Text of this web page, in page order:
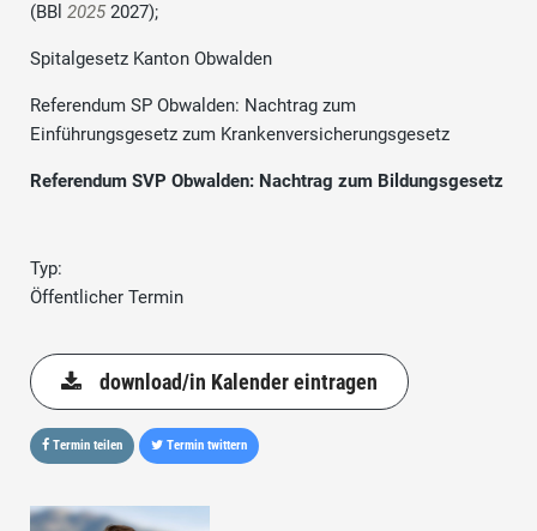
(BBl 20252027);
Spitalgesetz Kanton Obwalden
Referendum SP Obwalden: Nachtrag zum
Einführungsgesetz zum Krankenversicherungsgesetz
Referendum SVP Obwalden: Nachtrag zum Bildungsgesetz
Typ:
Öffentlicher Termin
download/in Kalender eintragen
Termin teilen Termin twittern